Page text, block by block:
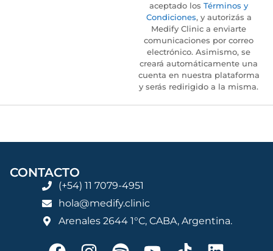
aceptado los Términos y
Condiciones, y autorizás a
Medify Clinic a enviarte
comunicaciones por correo
electrónico. Asimismo, se
creará automáticamente una
cuenta en nuestra plataforma
y serás redirigido a la misma.
CONTACTO
(+54) 11 7079-4951
hola@medify.clinic
Arenales 2644 1°C, CABA, Argentina.